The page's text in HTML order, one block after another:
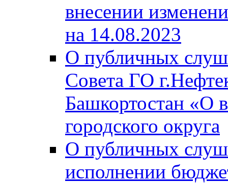
внесении
на 14.08.2023
О публичных
Совета ГО
Башкортостан «О
городского округа
О публичных
исполнении